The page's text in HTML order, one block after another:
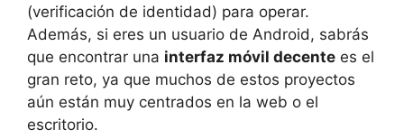
(verificación de identidad) para operar.
Además, si eres un usuario de Android, sabrás
que encontrar una interfaz móvil decente es el
gran reto, ya que muchos de estos proyectos
aún están muy centrados en la web o el
escritorio.